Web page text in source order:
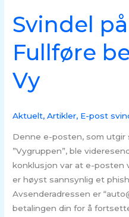
Svindel
Fullføre
Vy
Aktuelt,Artikler, E-post
Denne e-posten, som utgir
”Vygruppen”, ble
konklusjon var at e-posten
er høyst sannsynlig et
Avsenderadressen er
betalingen din for å